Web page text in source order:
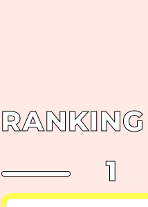
RANKING
1